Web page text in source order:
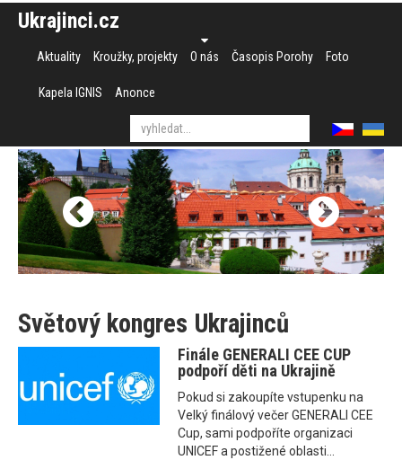
Ukrajinci.cz
Aktuality Kroužky, projekty O nás Časopis Porohy Foto
Kapela IGNIS Anonce
Světový kongres Ukrajinců
Finále GENERALI CEE CUP
podpoří děti na Ukrajině
Pokud si zakoupíte vstupenku na
Velký finálový večer GENERALI CEE
Cup, sami podpoříte organizaci
UNICEF a postižené oblasti...